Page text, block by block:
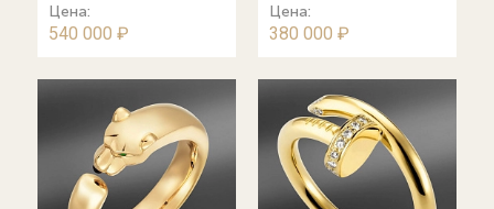
Цена:
540 000 ₽
Цена:
380 000 ₽